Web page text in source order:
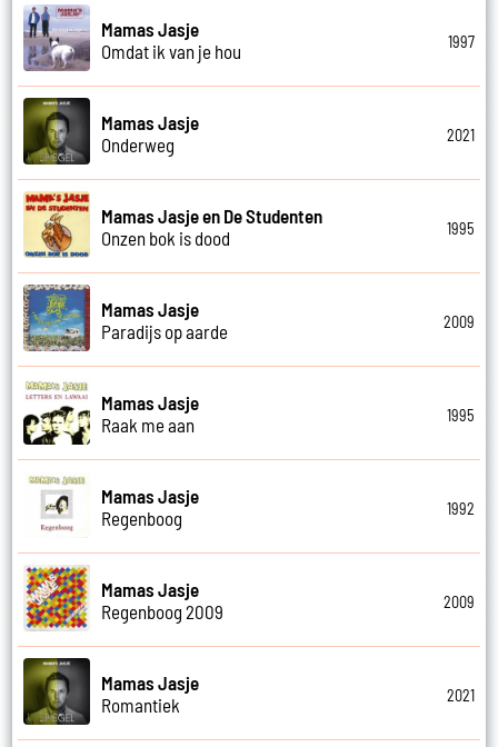
Mamas Jasje
Omdat ik van je hou
1997
Mamas Jasje
Onderweg
2021
Mamas Jasje en De Studenten
Onzen bok is dood
1995
Mamas Jasje
Paradijs op aarde
2009
Mamas Jasje
Raak me aan
1995
Mamas Jasje
Regenboog
1992
Mamas Jasje
Regenboog 2009
2009
Mamas Jasje
Romantiek
2021